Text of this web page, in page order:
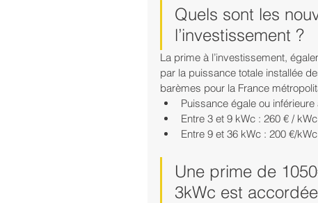
Quels sont les
l’investissement ?
La prime à l’investissement,
par la puissance totale installée
barèmes pour la France
Puissance égale ou
Entre 3 et 9 kWc : 260 € /
Entre 9 et 36 kWc : 200 €/kWc
Une prime de
3kWc est